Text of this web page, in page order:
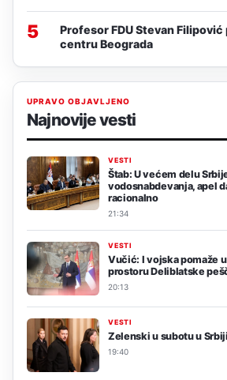
5
Profesor FDU Stevan
centru Beograda
UPRAVO OBJAVLJENO
Najnovije vesti
VESTI
Štab: U većem delu
vodosnabdevanja, apel
racionalno
21:34
VESTI
Vučić: I vojska pomaže
prostoru Deliblatske
20:13
VESTI
Zelenski u subotu u Srbiji
19:40